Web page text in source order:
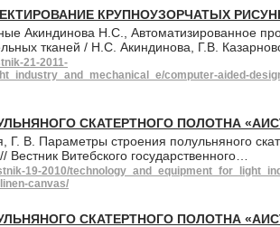
КРУПНОУЗОРЧАТЫХ
Акиндинова Н.С., Автоматизированное
тканей / Н.С. Акиндинова, Г.В.
21-2011-
computer-aided-
СКАТЕРТНОГО ПОЛОТНА
В. Параметры строения полульняного
Витебского государственного…
19-2010/
canvas/
СКАТЕРТНОГО ПОЛОТНА